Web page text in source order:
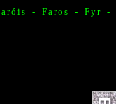
aróis - Faros - Fyr -